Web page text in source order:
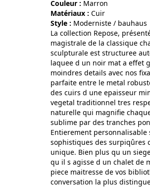
Couleur :
marron
Matériaux :
cuir
Style :
moderniste / bauhaus
La collection Repose,
magistrale de la classique
sculpturale est structuree
laquee d un noir mat a effet
moindres details avec nos
parfaite entre le metal
des cuirs d une epaisseur
vegetal traditionnel tres
naturelle qui magnifie
sublime par des tranches
Entierement
sophistiques des surpiqûres
unique. Bien plus qu un
qu il s agisse d un chalet de
piece maitresse de vos
conversation la plus